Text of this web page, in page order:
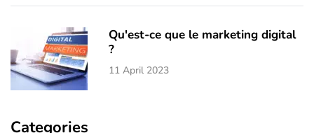
Qu'est-ce que le marketing digital
?
11 April 2023
Categories